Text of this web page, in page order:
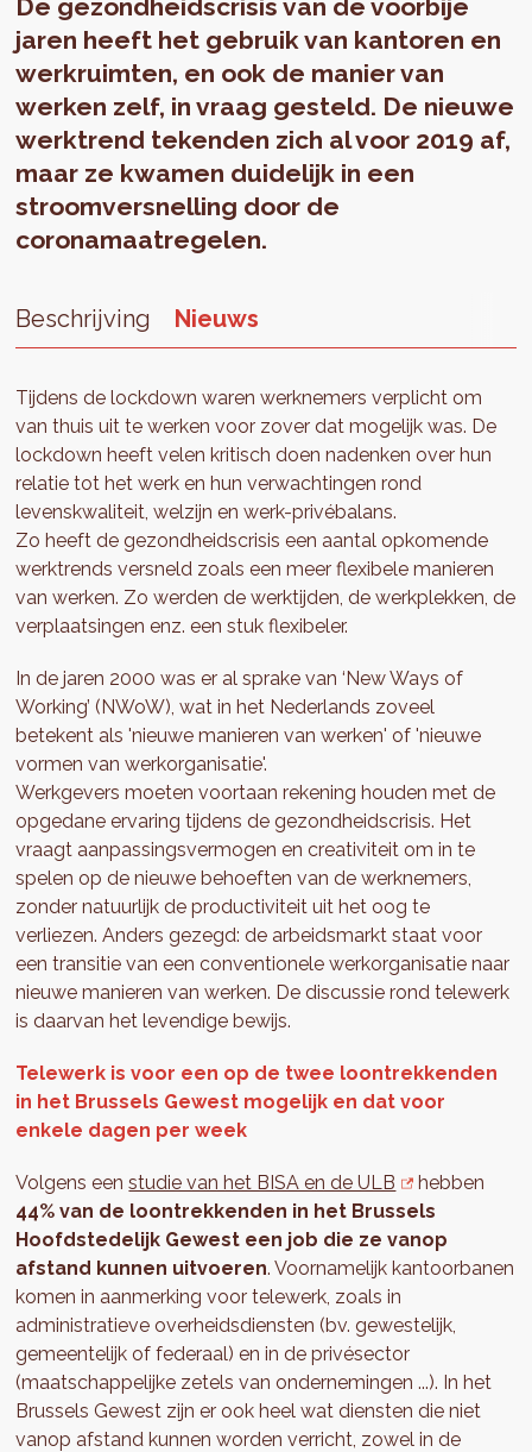
De gezondheidscrisis van de voorbije
jaren heeft het gebruik van kantoren en
werkruimten, en ook de manier van
werken zelf, in vraag gesteld. De nieuwe
werktrend tekenden zich al voor 2019 af,
maar ze kwamen duidelijk in een
stroomversnelling door de
coronamaatregelen.
Beschrijving Nieuws
Tijdens de lockdown waren werknemers verplicht om
van thuis uit te werken voor zover dat mogelijk was. De
lockdown heeft velen kritisch doen nadenken over hun
relatie tot het werk en hun verwachtingen rond
levenskwaliteit, welzijn en werk-privébalans.
Zo heeft de gezondheidscrisis een aantal opkomende
werktrends versneld zoals een meer flexibele manieren
van werken. Zo werden de werktijden, de werkplekken, de
verplaatsingen enz. een stuk flexibeler.
In de jaren 2000 was er al sprake van ‘New Ways of
Working’ (NWoW), wat in het Nederlands zoveel
betekent als 'nieuwe manieren van werken' of 'nieuwe
vormen van werkorganisatie'.
Werkgevers moeten voortaan rekening houden met de
opgedane ervaring tijdens de gezondheidscrisis. Het
vraagt aanpassingsvermogen en creativiteit om in te
spelen op de nieuwe behoeften van de werknemers,
zonder natuurlijk de productiviteit uit het oog te
verliezen. Anders gezegd: de arbeidsmarkt staat voor
een transitie van een conventionele werkorganisatie naar
nieuwe manieren van werken. De discussie rond telewerk
is daarvan het levendige bewijs.
Telewerk is voor een op de twee loontrekkenden
in het Brussels Gewest mogelijk en dat voor
enkele dagen per week
Volgens eenstudie van het BISA en de ULB
hebben
44% van de loontrekkenden in het Brussels
Hoofdstedelijk Gewest een job die ze vanop
afstand kunnen uitvoeren. Voornamelijk kantoorbanen
komen in aanmerking voor telewerk, zoals in
administratieve overheidsdiensten (bv. gewestelijk,
gemeentelijk of federaal) en in de privésector
(maatschappelijke zetels van ondernemingen ...). In het
Brussels Gewest zijn er ook heel wat diensten die niet
vanop afstand kunnen worden verricht, zowel in de